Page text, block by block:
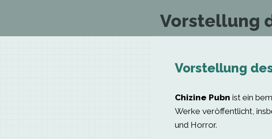
Vorstellung
Vorstellung
Chizine Pubn ist ein
Werke veröffentlicht,
und Horror.